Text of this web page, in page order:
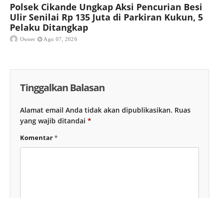
Polsek Cikande Ungkap Aksi Pencurian Besi
Ulir Senilai Rp 135 Juta di Parkiran Kukun, 5
Pelaku Ditangkap
Owner Agu 07, 2026
Tinggalkan Balasan
Alamat email Anda tidak akan dipublikasikan. Ruas
yang wajib ditandai *
Komentar*